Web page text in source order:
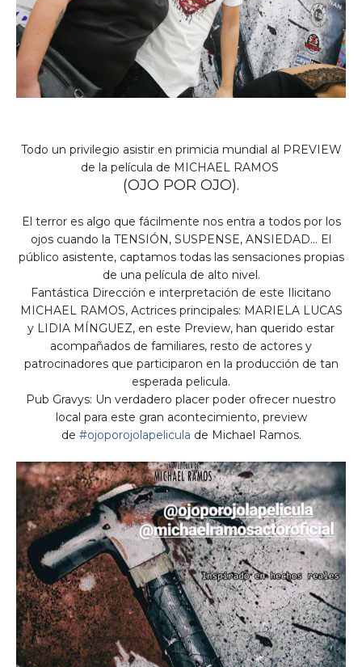
Todo un privilegio asistir en primicia mundial al PREVIEW
de la película de MICHAEL RAMOS
(OJO POR OJO).
El terror es algo que fácilmente nos entra a todos por los
ojos cuando la TENSIÓN, SUSPENSE, ANSIEDAD... El
público asistente, captamos todas las sensaciones propias
de una película de alto nivel.
Fantástica Dirección e interpretación de este Ilicitano
MICHAEL RAMOS, Actrices principales: MARIELA LUCAS
y LIDIA MÍNGUEZ, en este Preview, han querido estar
acompañados de familiares, resto de actores y
patrocinadores que participaron en la producción de tan
esperada pelicula.
Pub Gravys: Un verdadero placer poder ofrecer nuestro
local para este gran acontecimiento, preview
de #ojoporojolapelicula de Michael Ramos.